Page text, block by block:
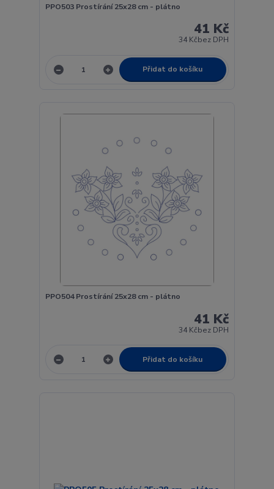
PPO503 Prostírání 25x28 cm - plátno
41 Kč
34 Kčbez DPH
Přidat do košíku
PPO504 Prostírání 25x28 cm - plátno
41 Kč
34 Kčbez DPH
Přidat do košíku